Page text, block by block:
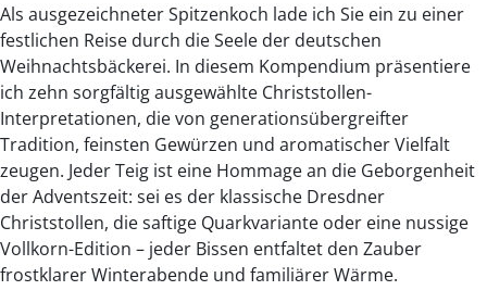
Als ausgezeichneter Spitzenkoch lade ich Sie ein zu einer
festlichen Reise durch die Seele der deutschen
Weihnachtsbäckerei. In diesem Kompendium präsentiere
ich zehn sorgfältig ausgewählte Christstollen-
Interpretationen, die von generationsübergreifter
Tradition, feinsten Gewürzen und aromatischer Vielfalt
zeugen. Jeder Teig ist eine Hommage an die Geborgenheit
der Adventszeit: sei es der klassische Dresdner
Christstollen, die saftige Quarkvariante oder eine nussige
Vollkorn-Edition – jeder Bissen entfaltet den Zauber
frostklarer Winterabende und familiärer Wärme.